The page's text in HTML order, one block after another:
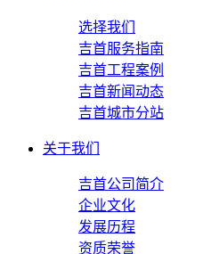
选择我们
吉首服务指南
吉首工程案例
吉首新闻动态
吉首城市分站
关于我们
吉首公司简介
企业文化
发展历程
资质荣誉